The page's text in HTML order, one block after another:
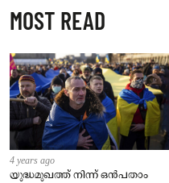
MOST READ
4 years ago
യുദ്ധമുഖത്ത് നിന്ന് ഒൻപതാം